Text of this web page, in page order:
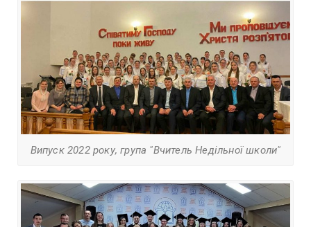
Випуск 2022 року, група "Вчитель Недільної школи"